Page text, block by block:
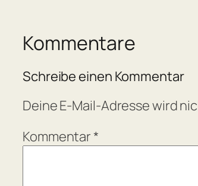
Kommentare
Schreibe einen Kommentar
Deine E-Mail-Adresse wird
Kommentar *